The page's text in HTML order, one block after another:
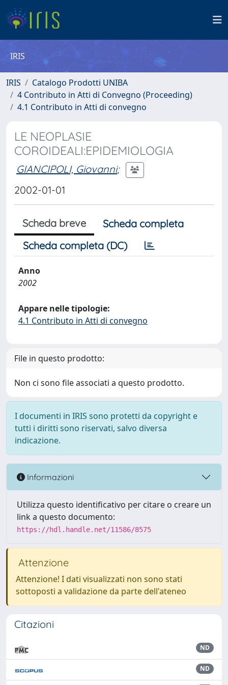
IRIS
IRIS
Catalogo Prodotti UNIBA
4 Contributo in Atti di Convegno (Proceeding)
4.1 Contributo in Atti di convegno
LE NEOPLASIE
COROIDEALI:EPIDEMIOLOGIA
GIANCIPOLI, Giovanni;
2002-01-01
Scheda breve
Scheda completa
Scheda completa (DC)
Anno
2002
Appare nelle tipologie:
4.1 Contributo in Atti di convegno
File in questo prodotto:
Non ci sono file associati a questo prodotto.
I documenti in IRIS sono protetti da copyright e
tutti i diritti sono riservati, salvo diversa
indicazione.
Informazioni
Utilizza questo identificativo per citare o creare un
link a questo documento:
https://hdl.handle.net/11586/8575
Attenzione
Attenzione! I dati visualizzati non sono stati
sottoposti a validazione da parte dell'ateneo
Citazioni
ND
ND